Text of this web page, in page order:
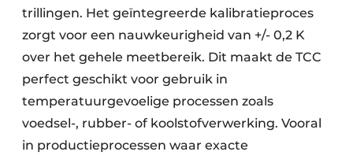
trillingen. Het geïntegreerde kalibratieproces
zorgt voor een nauwkeurigheid van +/- 0,2 K
over het gehele meetbereik. Dit maakt de TCC
perfect geschikt voor gebruik in
temperatuurgevoelige processen zoals
voedsel-, rubber- of koolstofverwerking. Vooral
in productieprocessen waar exacte